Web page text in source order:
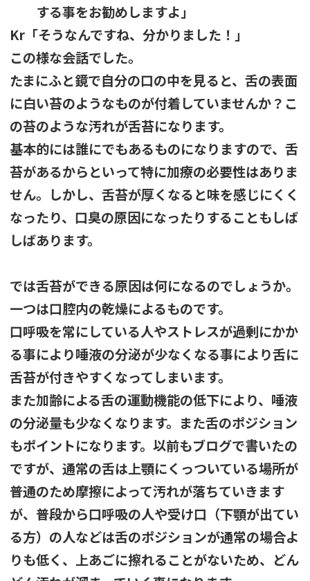
する事をお勧めしますよ」
Kr「そうなんですね、分かりました！」
この様な会話でした。
たまにふと鏡で自分の口の中を見ると、舌の表面
に白い苔のようなものが付着していませんか？こ
の苔のような汚れが舌苔になります。
基本的には誰にでもあるものになりますので、舌
苔があるからといって特に加療の必要性はありま
せん。しかし、舌苔が厚くなると味を感じにくく
なったり、口臭の原因になったりすることもしば
しばあります。
では舌苔ができる原因は何になるのでしょうか。
一つは口腔内の乾燥によるものです。
口呼吸を常にしている人やストレスが過剰にかか
る事により唾液の分泌が少なくなる事により舌に
舌苔が付きやすくなってしまいます。
また加齢による舌の運動機能の低下により、唾液
の分泌量も少なくなります。また舌のポジション
もポイントになります。以前もブログで書いたの
ですが、通常の舌は上顎にくっついている場所が
普通のため摩擦によって汚れが落ちていきます
が、普段から口呼吸の人や受け口（下顎が出てい
る方）の人などは舌のポジションが通常の場合よ
りも低く、上あごに擦れることがないため、どん